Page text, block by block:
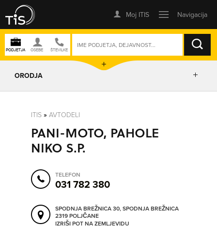
ISKANJE
ORODJA
IZRIŠI POT
SHRANI V MOJ ITIS
ITIS » AVTODELI
PANI-MOTO, PAHOLE
NIKO S.P.
TELEFON
031 782 380
SPODNJA BREŽNICA 30, SPODNJA BREŽNICA
2319 POLJČANE
IZRIŠI POT NA ZEMLJEVIDU